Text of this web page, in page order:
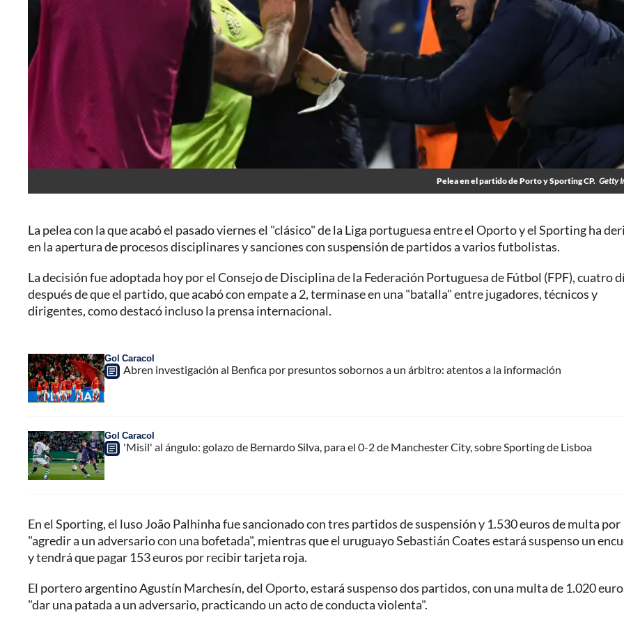
Pelea en el partido de Porto y Sporting CP. Getty
La pelea con la que acabó el pasado viernes el "clásico" de la Liga portuguesa entre el Oporto y el Sporting ha
en la apertura de procesos disciplinares y sanciones con suspensión de partidos a varios futbolistas.
La decisión fue adoptada hoy por el Consejo de Disciplina de la Federación Portuguesa de Fútbol (FPF), cuatro
después de que el partido, que acabó con empate a 2, terminase en una "batalla" entre jugadores, técnicos y
dirigentes, como destacó incluso la prensa internacional.
Gol Caracol
Abren investigación al Benfica por presuntos sobornos a un árbitro: atentos a la información
Gol Caracol
'Misil' al ángulo: golazo de Bernardo Silva, para el 0-2 de Manchester City, sobre Sporting de Lisboa
En el Sporting, el luso João Palhinha fue sancionado con tres partidos de suspensión y 1.530 euros de multa por
"agredir a un adversario con una bofetada", mientras que el uruguayo Sebastián Coates estará suspenso un
y tendrá que pagar 153 euros por recibir tarjeta roja.
El portero argentino Agustín Marchesín, del Oporto, estará suspenso dos partidos, con una multa de 1.020
"dar una patada a un adversario, practicando un acto de conducta violenta".